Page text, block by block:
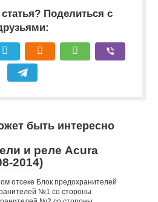
Поделиться с
быть интересно
и реле Acura
2014)
отсеке Блок предохранителей
№1 со стороны